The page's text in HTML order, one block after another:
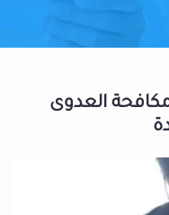
العدوى